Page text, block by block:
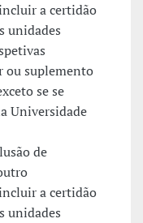
a certidão
unidades
ou suplemento
se se
Universidade
de
a certidão
unidades